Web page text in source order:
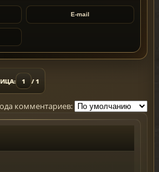
E-mail
1 / 1
комментариев: